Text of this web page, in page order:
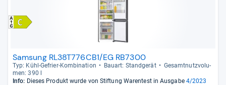
Samsung RL38T776CB1/EG RB7300
Typ: Kühl-​Gefrier-​Kom­bi­na­tion Bau­art: Stand­ge­rät
Gesamt­nutz­vo­lu­
men: 390 l
Info: Dieses Produkt wurde von Stiftung Warentest in Ausgabe 4/2023